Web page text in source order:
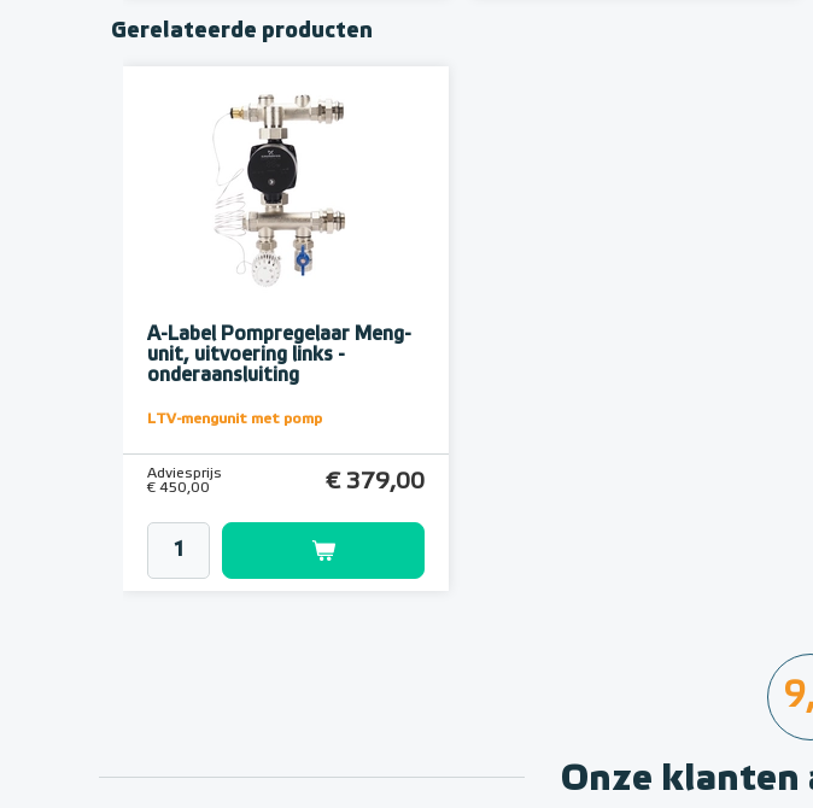
Gerelateerde producten
A-Label Pompregelaar Meng-
unit, uitvoering links -
onderaansluiting
LTV-mengunit met pomp
Adviesprijs
€ 450,00
€ 379,00
Onze klanten